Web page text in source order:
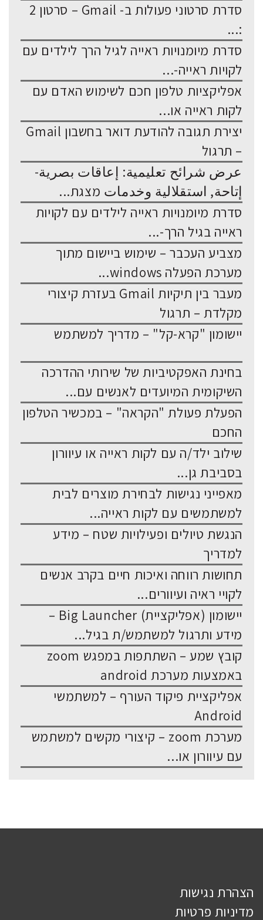
סדרת סרטוני פעולות ב- Gmail – סרטון 2
:...
סדרת מיומנויות ראייה לגיל הרך לילדים עם
לקויות ראייה-...
אפליקציות טלפון חכם לשימוש האדם עם
לקות ראייה או...
יצירת תגובה להודעת דואר בחשבון Gmail
– תרגול
عرض شرائح تعليمية: إعاقات بصرية-
إتاحة, استقلالية وخدمات מצגת...
סדרת מיומנויות ראייה לילדים עם לקויות
ראייה בגיל הרך-...
מצביע העכבר – שימוש ביישום מתוך
מערכת הפעלה windows...
מעבר בין תיקיות Gmail בעזרת קיצורי
מקלדת – תרגול
יישומון "קרא-קל" – מדריך למשתמש
בחינת האפקטיביות של שירותי ההדרכה
השיקומית המיועדים לאנשים עם...
הפעלת פעולת "הקראה" – במכשיר הטלפון
החכם
שילוב ילד/ה עם לקות ראייה או עיוורון
בסביבת גן...
מאפייני נגישות לבחירת מוצרים לבית
למשתמשים עם לקות ראייה...
הנגשת טיולים ופעילויות שטח – מידע
למדריך
תחושות רווחה ואיכות חיים בקרב אנשים
לקויי ראיה ועיוורים...
יישומון (אפליקציית) Big Launcher –
מידע ותרגול למשתמש/ת בגיל...
קובץ שמע – השתתפות במפגש zoom
באמצעות מערכת android
אפליקציית פיקוד העורף – למשתמשי
Android
מערכת zoom – קיצורי מקשים למשתמש
עם עיוורון או...
הצהרת נגישות
מדיניות פרטיות